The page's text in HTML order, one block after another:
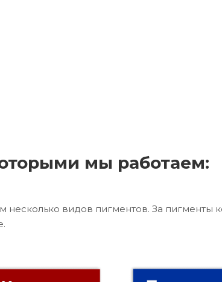
мы работаем:
видов пигментов. За пигменты